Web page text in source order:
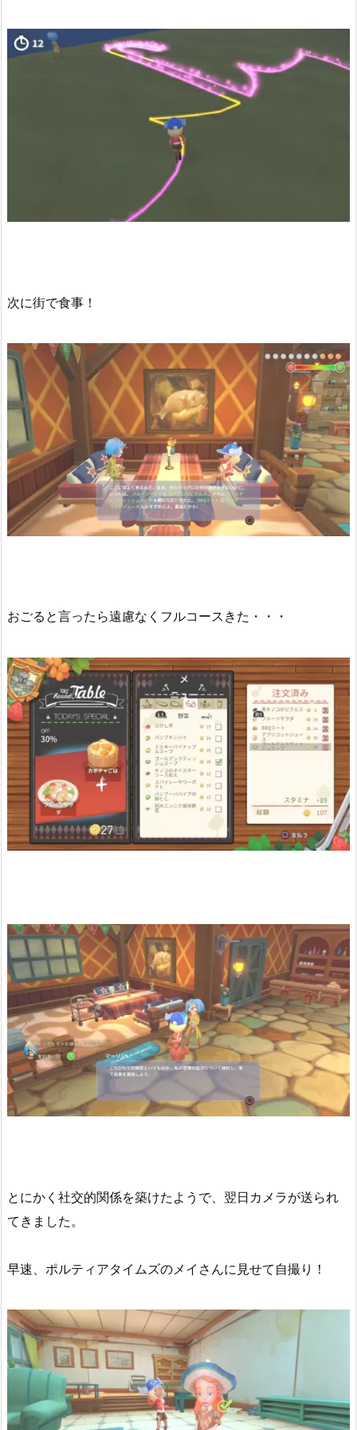
次に街で食事！
おごると言ったら遠慮なくフルコースきた・・・
とにかく社交的関係を築けたようで、翌日カメラが送られ
てきました。
早速、ポルティアタイムズのメイさんに見せて自撮り！